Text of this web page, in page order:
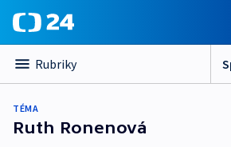
Rubriky
TÉMA
Ruth Ronenová